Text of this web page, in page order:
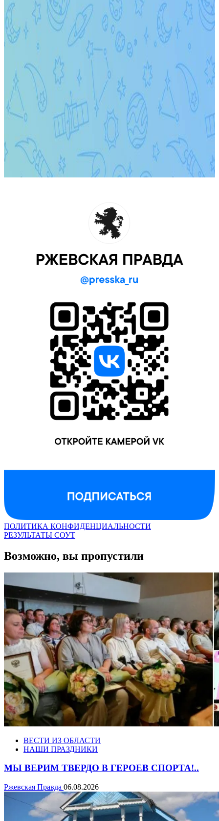
ПОЛИТИКА КОНФИДЕНЦИАЛЬНОСТИ
РЕЗУЛЬТАТЫ СОУТ
Возможно, вы пропустили
ВЕСТИ ИЗ ОБЛАСТИ
НАШИ ПРАЗДНИКИ
МЫ ВЕРИМ ТВЕРДО В ГЕРОЕВ СПОРТА!..
Ржевская Правда 06.08.2026